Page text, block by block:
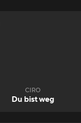
CIRO
Du bist weg